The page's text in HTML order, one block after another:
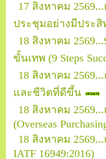
17 สิงหาคม
ประชุมอย่างมีประ
18 สิงหาคม
ขั้นเทพ (9 Steps
18 สิงหาคม
และชีวิตที่ดีขึ้น
18 สิงหาคม
(Overseas
18 สิงหาคม
IATF 16949:2016)